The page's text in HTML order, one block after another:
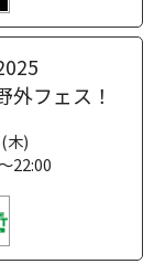
フェス！
木)
22:00